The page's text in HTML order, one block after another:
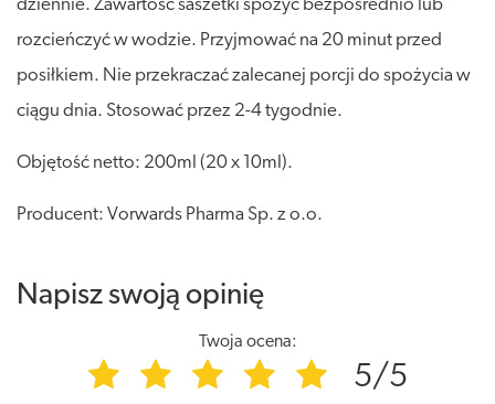
dziennie. Zawartość saszetki spożyć bezpośrednio lub
rozcieńczyć w wodzie. Przyjmować na 20 minut przed
posiłkiem. Nie przekraczać zalecanej porcji do spożycia w
ciągu dnia. Stosować przez 2-4 tygodnie.
Objętość netto: 200ml (20 x 10ml).
Producent: Vorwards Pharma Sp. z o.o.
Napisz swoją opinię
Twoja ocena:
5/5